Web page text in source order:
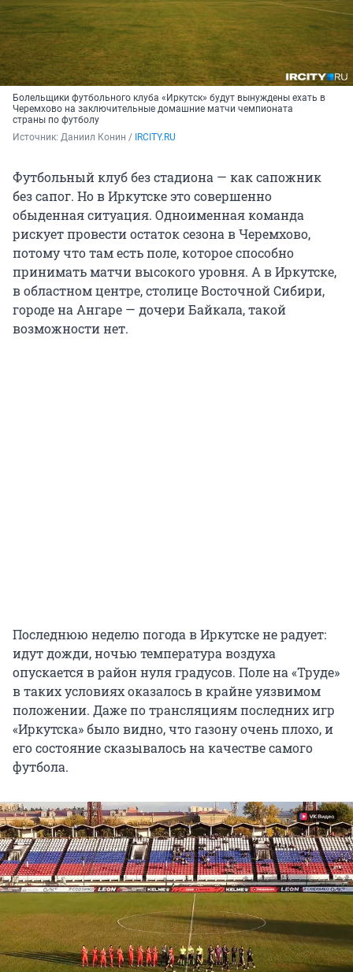
Болельщики футбольного клуба «Иркутск» будут вынуждены ехать в
Черемхово на заключительные домашние матчи чемпионата
страны по футболу
Источник: Даниил Конин / IRCITY.RU
Футбольный клуб без стадиона — как сапожник
без сапог. Но в Иркутске это совершенно
обыденная ситуация. Одноименная команда
рискует провести остаток сезона в Черемхово,
потому что там есть поле, которое способно
принимать матчи высокого уровня. А в Иркутске,
в областном центре, столице Восточной Сибири,
городе на Ангаре — дочери Байкала, такой
возможности нет.
Последнюю неделю погода в Иркутске не радует:
идут дожди, ночью температура воздуха
опускается в район нуля градусов. Поле на «Труде»
в таких условиях оказалось в крайне уязвимом
положении. Даже по трансляциям последних игр
«Иркутска» было видно, что газону очень плохо, и
его состояние сказывалось на качестве самого
футбола.